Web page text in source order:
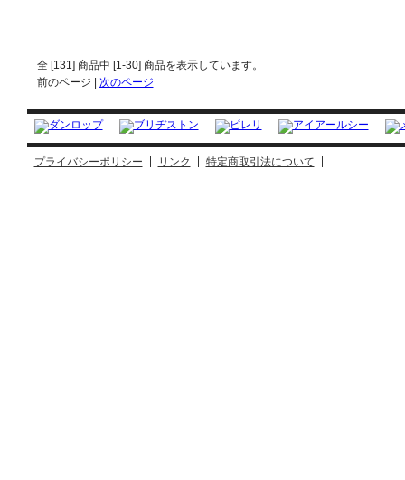
全 [131] 商品中 [1-30] 商品を表示しています。
前のページ |
次のページ
プライバシーポリシー リンク 特定商取引法について